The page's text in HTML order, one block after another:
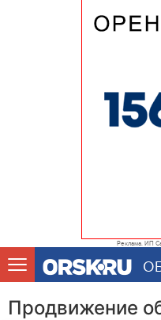
Реклама. ИП
Продвижение